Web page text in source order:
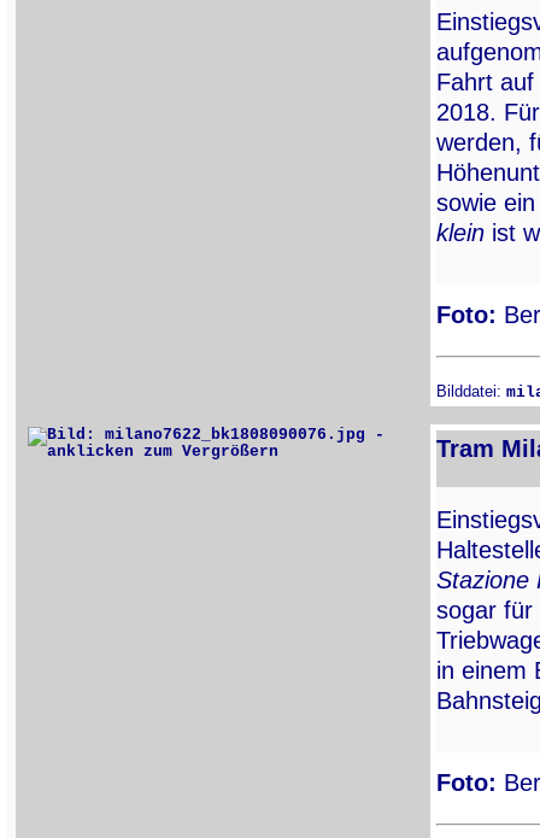
Fahrt
2018.
werden,
sowie
klein ist
Foto:
Bilddatei:
Tram
Stazione
sogar für
in einem
Foto: